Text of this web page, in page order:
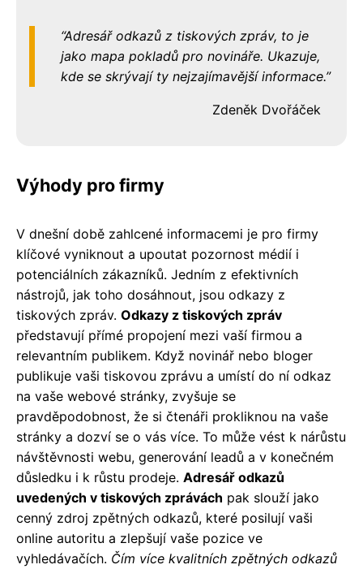
Adresář odkazů z tiskových zpráv, to je
jako mapa pokladů pro novináře. Ukazuje,
kde se skrývají ty nejzajímavější informace.
Zdeněk Dvořáček
Výhody pro firmy
V dnešní době zahlcené informacemi je pro firmy
klíčové vyniknout a upoutat pozornost médií i
potenciálních zákazníků. Jedním z efektivních
nástrojů, jak toho dosáhnout, jsou odkazy z
tiskových zpráv. Odkazy z tiskových zpráv
představují přímé propojení mezi vaší firmou a
relevantním publikem. Když novinář nebo bloger
publikuje vaši tiskovou zprávu a umístí do ní odkaz
na vaše webové stránky, zvyšuje se
pravděpodobnost, že si čtenáři prokliknou na vaše
stránky a dozví se o vás více. To může vést k nárůstu
návštěvnosti webu, generování leadů a v konečném
důsledku i k růstu prodeje. Adresář odkazů
uvedených v tiskových zprávách pak slouží jako
cenný zdroj zpětných odkazů, které posilují vaši
online autoritu a zlepšují vaše pozice ve
vyhledávačích. Čím více kvalitních zpětných odkazů